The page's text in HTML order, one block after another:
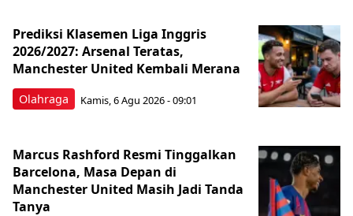
Olahraga
Prediksi Klasemen Liga Inggris
2026/2027: Arsenal Teratas,
Manchester United Kembali Merana
Kamis, 6 Agu 2026 - 09:01
Marcus Rashford Resmi Tinggalkan
Barcelona, Masa Depan di
Manchester United Masih Jadi Tanda
Tanya